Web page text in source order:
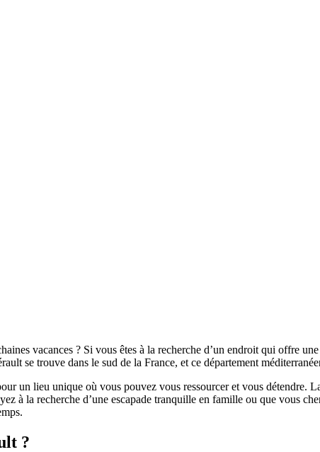
vacances ? Si vous êtes à la recherche d’un endroit qui offre
se trouve dans le sud de la France, et ce département
un lieu unique où vous pouvez vous ressourcer et vous détendre.
à la recherche d’une escapade tranquille en famille ou que vous
?